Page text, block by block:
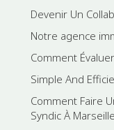
Devenir Un
Notre agence
Comment
Simple And
Comment Faire
Syndic À